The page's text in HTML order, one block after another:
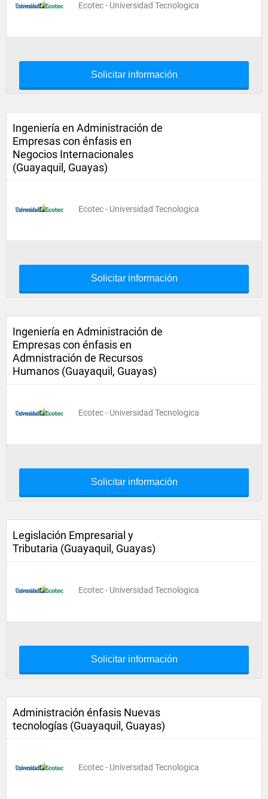
Ecotec - Universidad Tecnologica
Solicitar información
Ingeniería en Administración de
Empresas con énfasis en
Negocios Internacionales
(Guayaquil, Guayas)
Ecotec - Universidad Tecnologica
Solicitar información
Ingeniería en Administración de
Empresas con énfasis en
Admnistración de Recursos
Humanos (Guayaquil, Guayas)
Ecotec - Universidad Tecnologica
Solicitar información
Legislación Empresarial y
Tributaria (Guayaquil, Guayas)
Ecotec - Universidad Tecnologica
Solicitar información
Administración énfasis Nuevas
tecnologías (Guayaquil, Guayas)
Ecotec - Universidad Tecnologica